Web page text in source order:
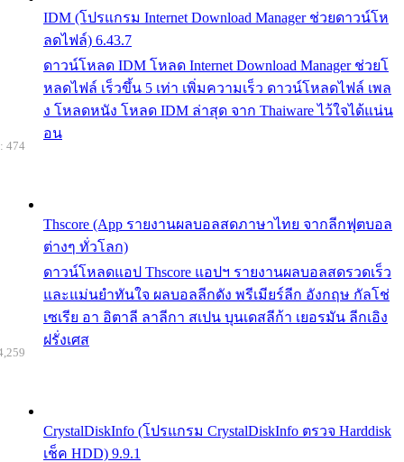
IDM (โปรแกรม Internet Download Manager ช่วยดาวน์โห
ลดไฟล์) 6.43.7
ดาวน์โหลด IDM โหลด Internet Download Manager ช่วยโ
หลดไฟล์ เร็วขึ้น 5 เท่า เพิ่มความเร็ว ดาวน์โหลดไฟล์ เพล
ง โหลดหนัง โหลด IDM ล่าสุด จาก Thaiware ไว้ใจได้แน่น
อน
Thscore (App รายงานผลบอลสดภาษาไทย จากลีกฟุตบอล
ต่างๆ ทั่วโลก)
ดาวน์โหลดแอป Thscore แอปฯ รายงานผลบอลสดรวดเร็ว
และแม่นยำทันใจ ผลบอลลีกดัง พรีเมียร์ลีก อังกฤษ กัลโช่
เซเรีย อา อิตาลี ลาลีกา สเปน บุนเดสลีก้า เยอรมัน ลีกเอิง
ฝรั่งเศส
474
CrystalDiskInfo (โปรแกรม CrystalDiskInfo ตรวจ Harddisk
เช็ค HDD) 9.9.1